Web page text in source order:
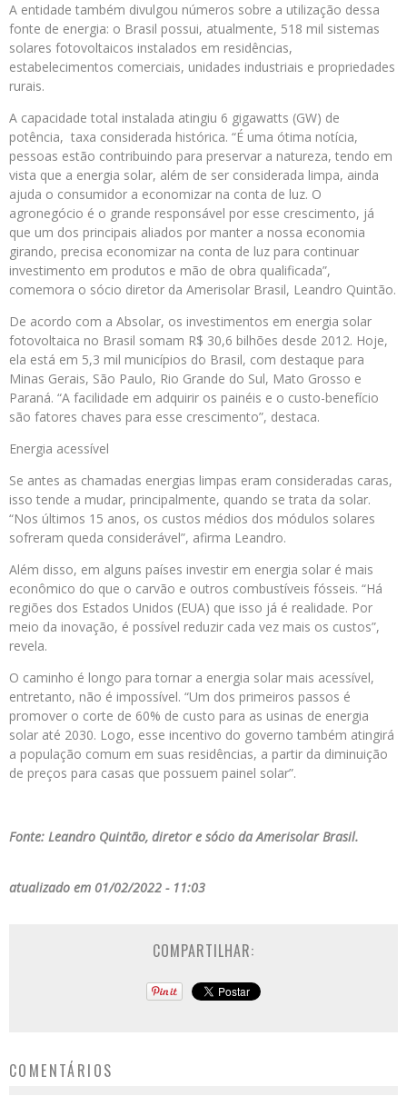
A entidade também divulgou números sobre a utilização dessa
fonte de energia: o Brasil possui, atualmente, 518 mil sistemas
solares fotovoltaicos instalados em residências,
estabelecimentos comerciais, unidades industriais e propriedades
rurais.
A capacidade total instalada atingiu 6 gigawatts (GW) de
potência, taxa considerada histórica. “É uma ótima notícia,
pessoas estão contribuindo para preservar a natureza, tendo em
vista que a energia solar, além de ser considerada limpa, ainda
ajuda o consumidor a economizar na conta de luz. O
agronegócio é o grande responsável por esse crescimento, já
que um dos principais aliados por manter a nossa economia
girando, precisa economizar na conta de luz para continuar
investimento em produtos e mão de obra qualificada”,
comemora o sócio diretor da Amerisolar Brasil, Leandro Quintão.
De acordo com a Absolar, os investimentos em energia solar
fotovoltaica no Brasil somam R$ 30,6 bilhões desde 2012. Hoje,
ela está em 5,3 mil municípios do Brasil, com destaque para
Minas Gerais, São Paulo, Rio Grande do Sul, Mato Grosso e
Paraná. “A facilidade em adquirir os painéis e o custo-benefício
são fatores chaves para esse crescimento”, destaca.
Energia acessível
Se antes as chamadas energias limpas eram consideradas caras,
isso tende a mudar, principalmente, quando se trata da solar.
“Nos últimos 15 anos, os custos médios dos módulos solares
sofreram queda considerável”, afirma Leandro.
Além disso, em alguns países investir em energia solar é mais
econômico do que o carvão e outros combustíveis fósseis. “Há
regiões dos Estados Unidos (EUA) que isso já é realidade. Por
meio da inovação, é possível reduzir cada vez mais os custos”,
revela.
O caminho é longo para tornar a energia solar mais acessível,
entretanto, não é impossível. “Um dos primeiros passos é
promover o corte de 60% de custo para as usinas de energia
solar até 2030. Logo, esse incentivo do governo também atingirá
a população comum em suas residências, a partir da diminuição
de preços para casas que possuem painel solar”.
Fonte: Leandro Quintão, diretor e sócio da Amerisolar Brasil.
atualizado em 01/02/2022 - 11:03
COMPARTILHAR:
COMENTÁRIOS